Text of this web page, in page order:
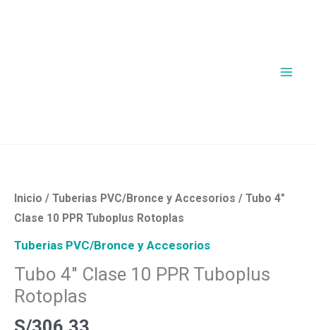
Inicio / Tuberias PVC/Bronce y Accesorios / Tubo 4″
Clase 10 PPR Tuboplus Rotoplas
Tuberias PVC/Bronce y Accesorios
Tubo 4″ Clase 10 PPR Tuboplus
Rotoplas
Clase
10
Tuboplus
Rotoplas
cantidad